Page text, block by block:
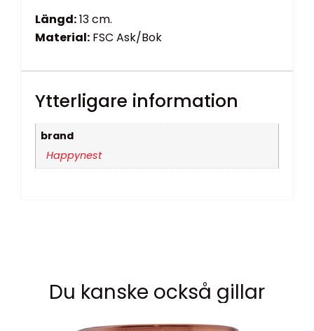
Längd:13 cm.
Material: FSC Ask/Bok
Ytterligare information
brand
Happynest
Du kanske också gillar